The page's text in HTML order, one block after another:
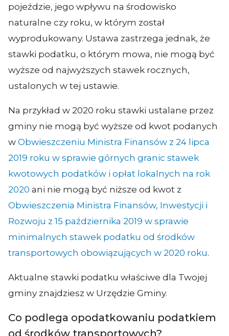
pojeździe, jego wpływu na środowisko
naturalne czy roku, w którym został
wyprodukowany. Ustawa zastrzega jednak, że
stawki podatku, o którym mowa, nie mogą być
wyższe od najwyższych stawek rocznych,
ustalonych w tej ustawie.
Na przykład w 2020 roku stawki ustalane przez
gminy nie mogą być wyższe od kwot podanych
w Obwieszczeniu Ministra Finansów z 24 lipca
2019 roku w sprawie górnych granic stawek
kwotowych podatków i opłat lokalnych na rok
2020 ani nie mogą być niższe od kwot z
Obwieszczenia Ministra Finansów, Inwestycji i
Rozwoju z 15 października 2019 w sprawie
minimalnych stawek podatku od środków
transportowych obowiązujących w 2020 roku.
Aktualne stawki podatku właściwe dla Twojej
gminy znajdziesz w Urzędzie Gminy.
Co podlega opodatkowaniu podatkiem
od środków transportowych?